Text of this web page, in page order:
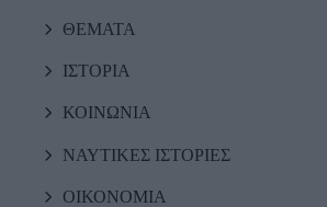
ΘΕΜΑΤΑ
ΙΣΤΟΡΙΑ
ΚΟΙΝΩΝΙΑ
ΝΑΥΤΙΚΕΣ ΙΣΤΟΡΙΕΣ
ΟΙΚΟΝΟΜΙΑ